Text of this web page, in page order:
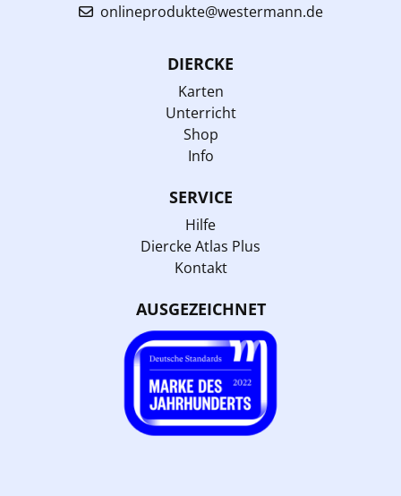
onlineprodukte@westermann.de
DIERCKE
Karten
Unterricht
Shop
Info
SERVICE
Hilfe
Diercke Atlas Plus
Kontakt
AUSGEZEICHNET